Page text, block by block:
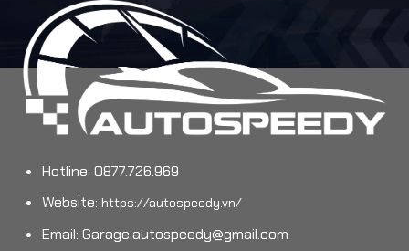
Hotline: 0877.726.969
Website: https://autospeedy.vn/
Email: Garage.autospeedy@gmail.com